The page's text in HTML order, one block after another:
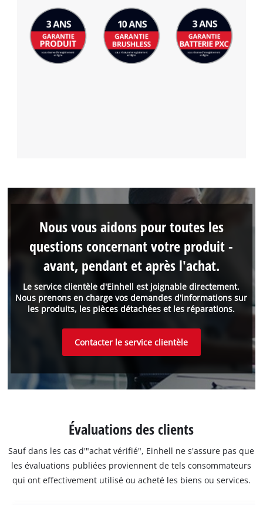
Le service clientèle d'Einhell est joignable directement.
Nous prenons en charge vos demandes d'informations sur
les produits, les pièces détachées et les réparations.
Nous vous aidons pour toutes les
questions concernant votre produit -
avant, pendant et après l'achat.
Contacter le service clientèle
Évaluations des clients
Sauf dans les cas d'"achat vérifié", Einhell ne s'assure pas que
les évaluations publiées proviennent de tels consommateurs
qui ont effectivement utilisé ou acheté les biens ou services.